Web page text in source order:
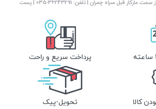
آدرس: یزد خیابان کاشانی از سمت مارکار قبل سراه چمران | تلفن: ‎035-36243291 | پست
پرداخت سریع و راحت
کالا تحویل-پیک